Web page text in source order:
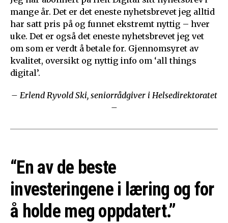
mange år. Det er det eneste nyhetsbrevet jeg alltid
har satt pris på og funnet ekstremt nyttig – hver
uke. Det er også det eneste nyhetsbrevet jeg vet
om som er verdt å betale for. Gjennomsyret av
kvalitet, oversikt og nyttig info om ‘all things
digital’.
– Erlend Ryvold Ski, seniorrådgiver i Helsedirektoratet
–
“En av de beste
investeringene i læring og for
å holde meg oppdatert.”